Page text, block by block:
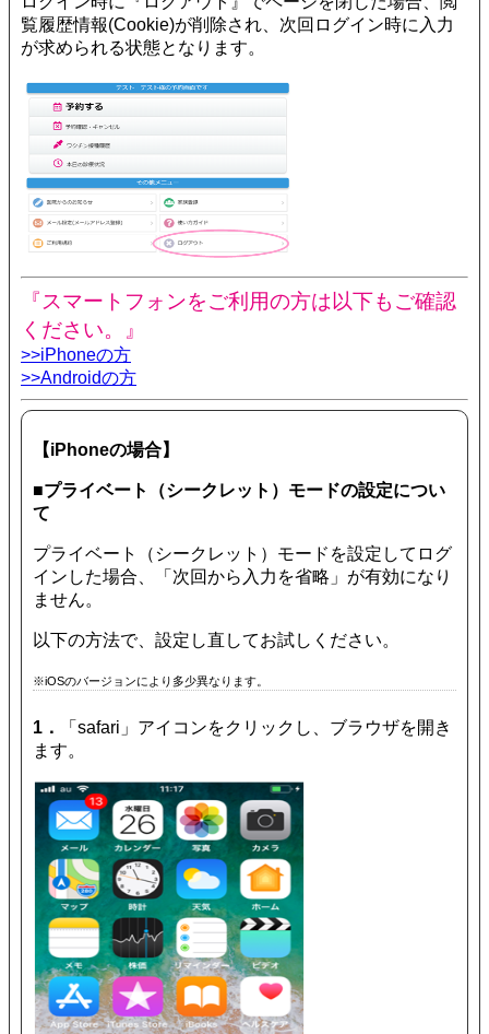
覧履歴情報(Cookie)が削除され、次回ログイン時に入力
が求められる状態となります。
『スマートフォンをご利用の方は以下もご確認
ください。』
>>iPhoneの方
>>Androidの方
【iPhoneの場合】
■プライベート（シークレット）モードの設定につい
て
プライベート（シークレット）モードを設定してログ
インした場合、「次回から入力を省略」が有効になり
ません。
以下の方法で、設定し直してお試しください。
※iOSのバージョンにより多少異なります。
1．
「safari」アイコンをクリックし、ブラウザを開き
ます。